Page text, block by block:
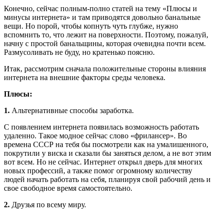
Конечно, сейчас полным-полно статей на тему «Плюсы и
минусы интернета» и там приводятся довольно банальные
вещи. Но порой, чтобы копнуть чуть глубже, нужно
вспомнить то, что лежит на поверхности. Поэтому, пожалуй,
начну с простой банальщины, которая очевидна почти всем.
Размусоливать не буду, но кратенько поясню.
Итак, рассмотрим сначала положительные стороны влияния
интернета на внешние факторы среды человека.
Плюсы:
1. Альтернативные способы заработка.
С появлением интернета появилась возможность работать
удаленно. Такое модное сейчас слово «фрилансер». Во
времена СССР на тебя бы посмотрели как на умалишенного,
покрутили у виска и сказали бы заняться делом, а не вот этим
вот всем. Но не сейчас. Интернет открыл дверь для многих
новых профессий, а также помог огромному количеству
людей начать работать на себя, планируя свой рабочий день и
свое свободное время самостоятельно.
2. Друзья по всему миру.